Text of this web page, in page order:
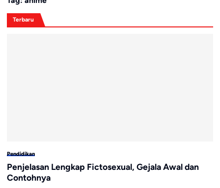
Terbaru
Pendidikan
Penjelasan Lengkap Fictosexual, Gejala Awal dan
Contohnya